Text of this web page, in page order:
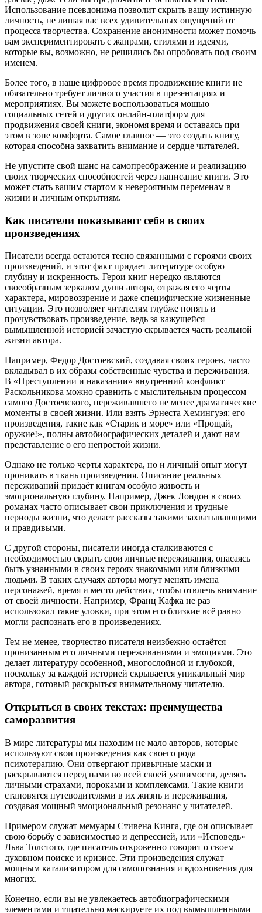
Использование псевдонима позволит скрыть вашу истинную
личность, не лишая вас всех удивительных ощущений от
процесса творчества. Сохранение анонимности может помочь
вам экспериментировать с жанрами, стилями и идеями,
которые вы, возможно, не решились бы опробовать под своим
именем.
Более того, в наше цифровое время продвижение книги не
обязательно требует личного участия в презентациях и
мероприятиях. Вы можете воспользоваться мощью
социальных сетей и других онлайн-платформ для
продвижения своей книги, экономя время и оставаясь при
этом в зоне комфорта. Самое главное — это создать книгу,
которая способна захватить внимание и сердце читателей.
Не упустите свой шанс на самопреображение и реализацию
своих творческих способностей через написание книги. Это
может стать вашим стартом к невероятным переменам в
жизни и личным открытиям.
Как писатели показывают себя в своих
произведениях
Писатели всегда остаются тесно связанными с героями своих
произведений, и этот факт придает литературе особую
глубину и искренность. Герои книг нередко являются
своеобразным зеркалом души автора, отражая его черты
характера, мировоззрение и даже специфические жизненные
ситуации. Это позволяет читателям глубже понять и
прочувствовать произведение, ведь за кажущейся
вымышленной историей зачастую скрывается часть реальной
жизни автора.
Например, Федор Достоевский, создавая своих героев, часто
вкладывал в их образы собственные чувства и переживания.
В «Преступлении и наказании» внутренний конфликт
Раскольникова можно сравнить с мыслительным процессом
самого Достоевского, переживавшего не менее драматические
моменты в своей жизни. Или взять Эрнеста Хемингуэя: его
произведения, такие как «Старик и море» или «Прощай,
оружие!», полны автобиографических деталей и дают нам
представление о его непростой жизни.
Однако не только черты характера, но и личный опыт могут
проникать в ткань произведения. Описание реальных
переживаний придаёт книгам особую живость и
эмоциональную глубину. Например, Джек Лондон в своих
романах часто описывает свои приключения и трудные
периоды жизни, что делает рассказы такими захватывающими
и правдивыми.
С другой стороны, писатели иногда сталкиваются с
необходимостью скрыть свои личные переживания, опасаясь
быть узнанными в своих героях знакомыми или близкими
людьми. В таких случаях авторы могут менять имена
персонажей, время и место действия, чтобы отвлечь внимание
от своей личности. Например, Франц Кафка не раз
использовал такие уловки, при этом его близкие всё равно
могли распознать его в произведениях.
Тем не менее, творчество писателя неизбежно остаётся
пронизанным его личными переживаниями и эмоциями. Это
делает литературу особенной, многослойной и глубокой,
поскольку за каждой историей скрывается уникальный мир
автора, готовый раскрыться внимательному читателю.
Открыться в своих текстах: преимущества
саморазвития
В мире литературы мы находим не мало авторов, которые
используют свои произведения как своего рода
психотерапию. Они отвергают привычные маски и
раскрываются перед нами во всей своей уязвимости, делясь
личными страхами, пороками и комплексами. Такие книги
становятся путеводителями в их жизнь и переживания,
создавая мощный эмоциональный резонанс у читателей.
Примером служат мемуары Стивена Кинга, где он описывает
свою борьбу с зависимостью и депрессией, или «Исповедь»
Льва Толстого, где писатель откровенно говорит о своем
духовном поиске и кризисе. Эти произведения служат
мощным катализатором для самопознания и вдохновения для
многих.
Конечно, если вы не увлекаетесь автобиографическими
элементами и тщательно маскируете их под вымышленными